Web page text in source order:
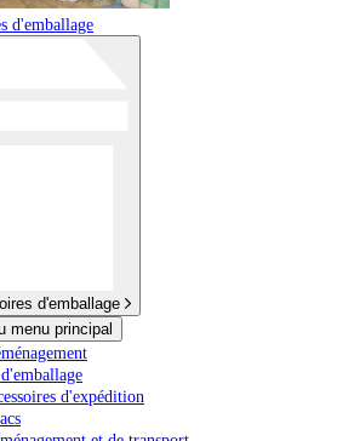
d'emballage
d'emballage
menu principal
d'expédition